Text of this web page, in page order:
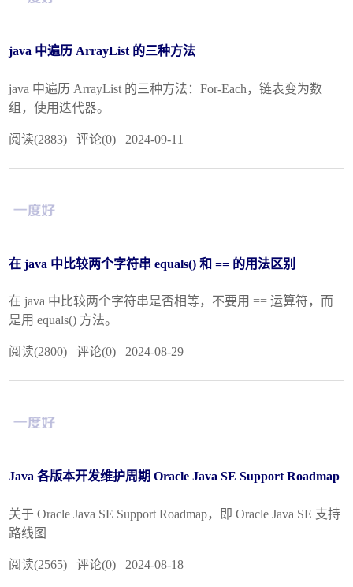
java 中遍历 ArrayList 的三种方法
java 中遍历 ArrayList 的三种方法：For-Each，链表变为数
组，使用迭代器。
阅读(2883) 评论(0) 2024-09-11
在 java 中比较两个字符串 equals() 和 == 的用法区别
在 java 中比较两个字符串是否相等，不要用 == 运算符，而
是用 equals() 方法。
阅读(2800) 评论(0) 2024-08-29
Java 各版本开发维护周期 Oracle Java SE Support Roadmap
关于 Oracle Java SE Support Roadmap，即 Oracle Java SE 支持
路线图
阅读(2565) 评论(0) 2024-08-18